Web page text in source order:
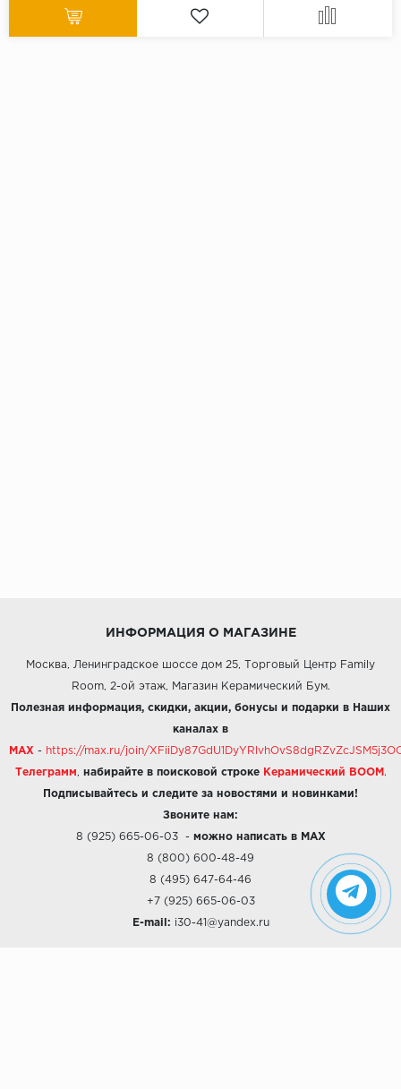
ИНФОРМАЦИЯ О МАГАЗИНЕ
Москва, Ленинградское шоссе дом 25, Торговый Центр Family
Room, 2-ой этаж, Магазин Керамический Бум.
Полезная информация, скидки, акции, бонусы и подарки в Наших
каналах в
MAX - https://max.ru/join/
Телеграмм набирайте в поисковой строке Керамический BOOM .
Подписывайтесь и следите за новостями и новинками!
Звоните нам:
8 (925) 665-06-03- можно написать в MAX
8 (800) 600-48-49
8 (495) 647-64-46
+7 (925) 665-06-03
E-mail: i30-41@yandex.ru